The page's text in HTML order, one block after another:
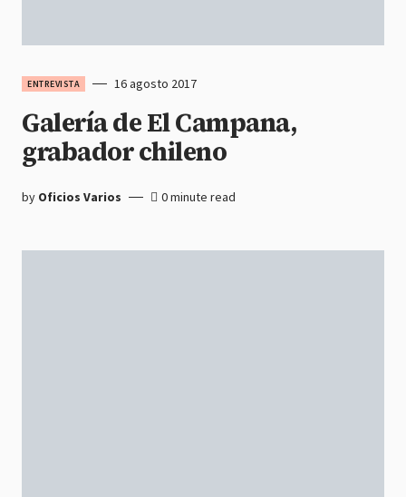
ENTREVISTA 16 agosto 2017
Galería de El Campana,
grabador chileno
by Oficios Varios 0 minute read